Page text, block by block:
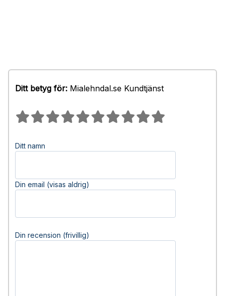
Ditt betyg för: Mialehndal.se Kundtjänst
Ditt namn
Din email (visas aldrig)
Din recension (frivillig)